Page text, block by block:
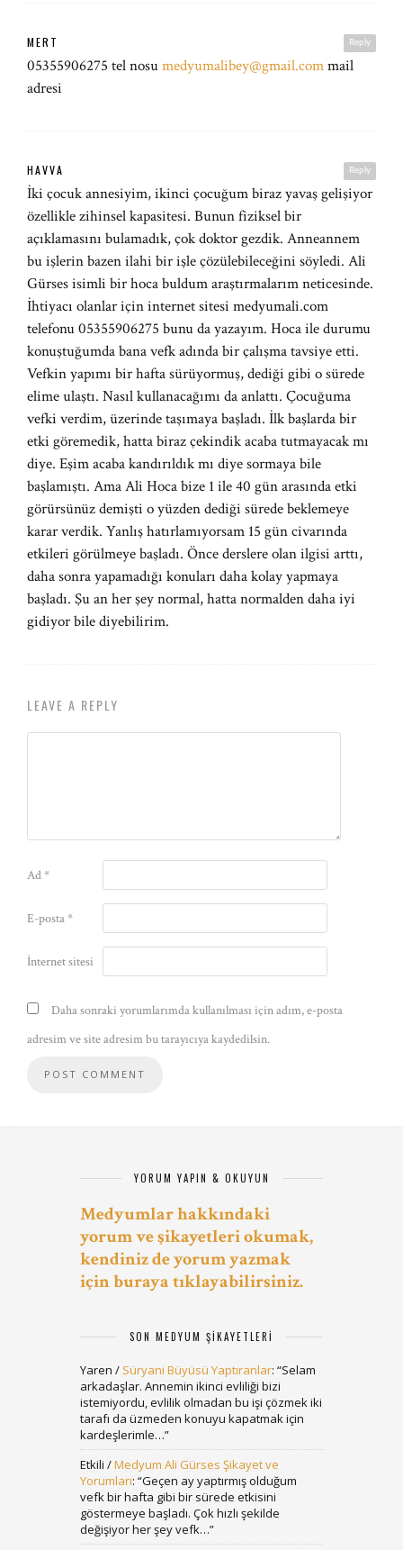
Reply
MERT
05355906275 tel nosumedyumalibey@gmail.commail
adresi
Reply
HAVVA
İki çocuk annesiyim, ikinci çocuğum biraz yavaş gelişiyor
özellikle zihinsel kapasitesi. Bunun fiziksel bir
açıklamasını bulamadık, çok doktor gezdik. Anneannem
bu işlerin bazen ilahi bir işle çözülebileceğini söyledi. Ali
Gürses isimli bir hoca buldum araştırmalarım neticesinde.
İhtiyacı olanlar için internet sitesi medyumali.com
telefonu 05355906275 bunu da yazayım. Hoca ile durumu
konuştuğumda bana vefk adında bir çalışma tavsiye etti.
Vefkin yapımı bir hafta sürüyormuş, dediği gibi o sürede
elime ulaştı. Nasıl kullanacağımı da anlattı. Çocuğuma
vefki verdim, üzerinde taşımaya başladı. İlk başlarda bir
etki göremedik, hatta biraz çekindik acaba tutmayacak mı
diye. Eşim acaba kandırıldık mı diye sormaya bile
başlamıştı. Ama Ali Hoca bize 1 ile 40 gün arasında etki
görürsünüz demişti o yüzden dediği sürede beklemeye
karar verdik. Yanlış hatırlamıyorsam 15 gün civarında
etkileri görülmeye başladı. Önce derslere olan ilgisi arttı,
daha sonra yapamadığı konuları daha kolay yapmaya
başladı. Şu an her şey normal, hatta normalden daha iyi
gidiyor bile diyebilirim.
LEAVE A REPLY
Ad*
E-posta*
İnternet sitesi
Daha sonraki yorumlarımda kullanılması için adım, e-posta
adresim ve site adresim bu tarayıcıya kaydedilsin.
YORUM YAPIN & OKUYUN
Medyumlar hakkındaki
yorum ve şikayetleri okumak,
kendiniz de yorum yazmak
için buraya tıklayabilirsiniz.
SON MEDYUM ŞIKAYETLERI
Yaren / Süryani Büyüsü Yaptıranlar: “Selam
arkadaşlar. Annemin ikinci evliliği bizi
istemiyordu, evlilik olmadan bu işi çözmek iki
tarafı da üzmeden konuyu kapatmak için
kardeşlerimle…”
Etkili /Medyum Ali Gürses Şikayet ve
Yorumları: “Geçen ay yaptırmış olduğum
vefk bir hafta gibi bir sürede etkisini
göstermeye başladı. Çok hızlı şekilde
değişiyor her şey vefk…”